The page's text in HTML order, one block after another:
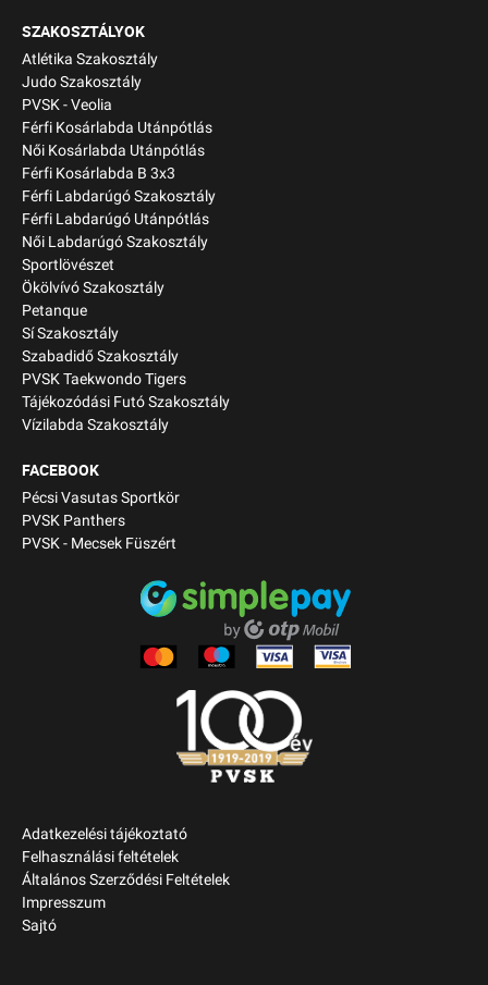
SZAKOSZTÁLYOK
Atlétika Szakosztály
Judo Szakosztály
PVSK - Veolia
Férfi Kosárlabda Utánpótlás
Női Kosárlabda Utánpótlás
Férfi Kosárlabda B 3x3
Férfi Labdarúgó Szakosztály
Férfi Labdarúgó Utánpótlás
Női Labdarúgó Szakosztály
Sportlövészet
Ökölvívó Szakosztály
Petanque
Sí Szakosztály
Szabadidő Szakosztály
PVSK Taekwondo Tigers
Tájékozódási Futó Szakosztály
Vízilabda Szakosztály
FACEBOOK
Pécsi Vasutas Sportkör
PVSK Panthers
PVSK - Mecsek Füszért
Adatkezelési tájékoztató
Felhasználási feltételek
Általános Szerződési Feltételek
Impresszum
Sajtó